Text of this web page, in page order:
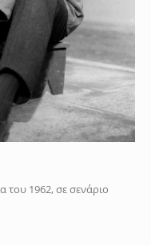
του 1962, σε σενάριο